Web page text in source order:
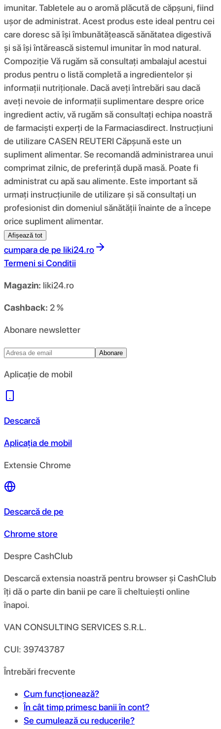
imunitar. Tabletele au o aromă plăcută de căpșuni, fiind
ușor de administrat. Acest produs este ideal pentru cei
care doresc să își îmbunătățească sănătatea digestivă
și să își întărească sistemul imunitar în mod natural.
Compoziţie Vă rugăm să consultați ambalajul acestui
produs pentru o listă completă a ingredientelor și
informații nutriționale. Dacă aveți întrebări sau dacă
aveți nevoie de informații suplimentare despre orice
ingredient activ, vă rugăm să consultați echipa noastră
de farmaciști experți de la Farmaciasdirect. Instrucțiuni
de utilizare CASEN REUTERI Căpșună este un
supliment alimentar. Se recomandă administrarea unui
comprimat zilnic, de preferință după masă. Poate fi
administrat cu apă sau alimente. Este important să
urmați instrucțiunile de utilizare și să consultați un
profesionist din domeniul sănătății înainte de a începe
orice supliment alimentar.
Afișează tot
cumpara de pe liki24.ro
Termeni si Conditii
Magazin: liki24.ro
Cashback: 2 %
Abonare newsletter
Abonare
Aplicație de mobil
Descarcă
Aplicația de mobil
Extensie Chrome
Descarcă de pe
Chrome store
Despre CashClub
Descarcă extensia noastră pentru browser și CashClub
îți dă o parte din banii pe care îi cheltuiești online
înapoi.
VAN CONSULTING SERVICES S.R.L.
CUI: 39743787
Întrebări frecvente
Cum funcționează?
În cât timp primesc banii în cont?
Se cumulează cu reducerile?